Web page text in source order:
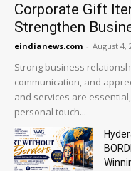
Corporate Gift
Strengthen
eindianews.com - August 4,
Strong business
communication, and
and services are
personal touch...